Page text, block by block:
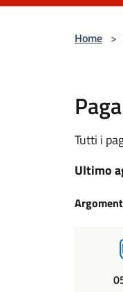
Home >
Tutti i
Ultimo